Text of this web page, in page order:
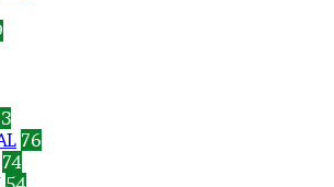
76
74